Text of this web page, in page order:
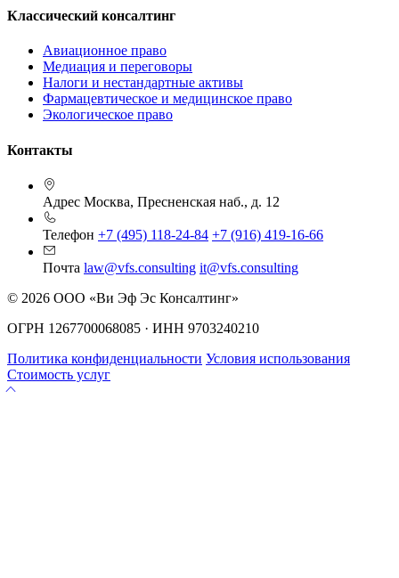
Классический консалтинг
Авиационное право
Медиация и переговоры
Налоги и нестандартные активы
Фармацевтическое и медицинское право
Экологическое право
Контакты
Адрес Москва, Пресненская наб., д. 12
Телефон +7 (495) 118-24-84 +7 (916) 419-16-66
Почта law@vfs.consulting it@vfs.consulting
© 2026 ООО «Ви Эф Эс Консалтинг»
ОГРН 1267700068085 · ИНН 9703240210
Политика конфиденциальности Условия использования
Стоимость услуг